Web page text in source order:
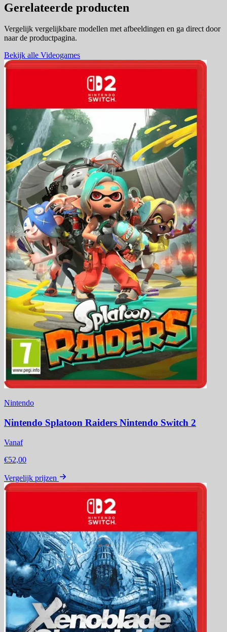
Gerelateerde producten
Vergelijk vergelijkbare modellen met afbeeldingen en ga direct door
naar de productpagina.
Bekijk alle Videogames
Nintendo
Nintendo Splatoon Raiders Nintendo Switch 2
Vanaf
€52,00
Vergelijk prijzen